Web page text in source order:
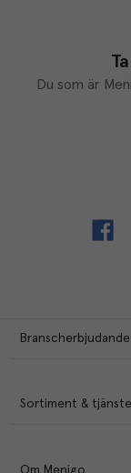
Du som är
Branscherbjudande
Sortiment &
Om Menigo